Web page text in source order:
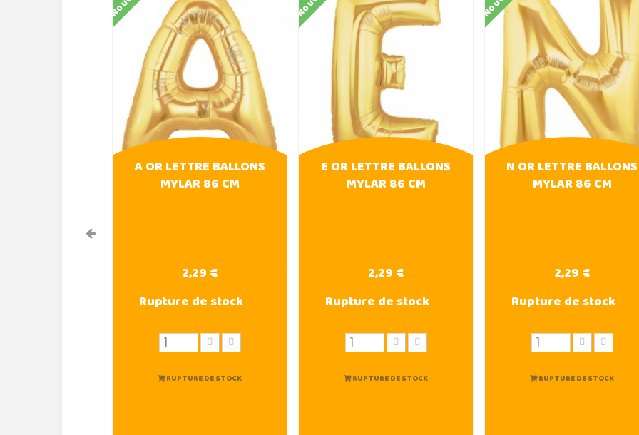
A OR LETTRE BALLONS
MYLAR 86 CM
2,29 €
Rupture de stock
RUPTURE DE STOCK
E OR LETTRE BALLONS
MYLAR 86 CM
2,29 €
Rupture de stock
RUPTURE DE STOCK
N OR LETTRE BALLONS
MYLAR 86 CM
2,29 €
Rupture de stock
RUPTURE DE STOCK